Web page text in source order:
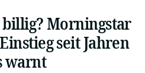
Morningstar
seit Jahren
warnt